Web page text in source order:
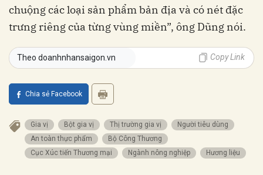
chuộng các loại sản phẩm bản địa và có nét đặc
trưng riêng của từng vùng miền”, ông Dũng nói.
Theo doanhnhansaigon.vn Copy Link
Chia sẻ Facebook
Gia vị Bột gia vị Thị trường gia vị
Người tiêu dùng
An toàn thực phẩm
Bộ Công Thương
Cục Xúc tiến Thương mại
Ngành nông nghiệp Hương liệu